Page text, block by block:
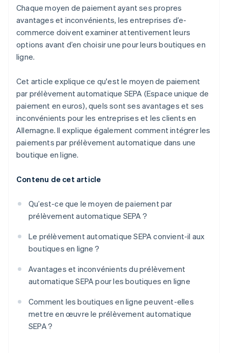
Chaque moyen de paiement ayant ses propres
avantages et inconvénients, les entreprises d’e-
commerce doivent examiner attentivement leurs
options avant d’en choisir une pour leurs boutiques en
ligne.
Cet article explique ce qu'est le moyen de paiement
par prélèvement automatique SEPA (Espace unique de
paiement en euros), quels sont ses avantages et ses
inconvénients pour les entreprises et les clients en
Allemagne. Il explique également comment intégrer les
paiements par prélèvement automatique dans une
boutique en ligne.
Contenu de cet article
Qu’est-ce que le moyen de paiement par
prélèvement automatique SEPA ?
Le prélèvement automatique SEPA convient-il aux
boutiques en ligne ?
Avantages et inconvénients du prélèvement
automatique SEPA pour les boutiques en ligne
Comment les boutiques en ligne peuvent-elles
mettre en œuvre le prélèvement automatique
SEPA ?